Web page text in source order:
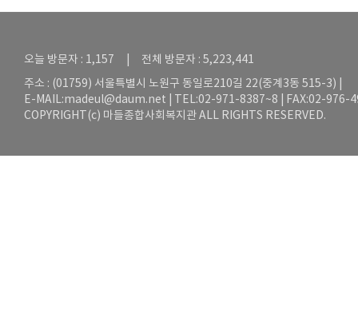
오늘 방문자 : 1,157 | 전체 방문자 : 5,223,441
주소 : (01759) 서울특별시 노원구 동일로210길 22(중계3동 515-3) |
E-MAIL:madeul@daum.net | TEL:02-971-8387~8 | FAX:02-976-
COPYRIGHT(c) 마들종합사회복지관 ALL RIGHTS RESERVED.